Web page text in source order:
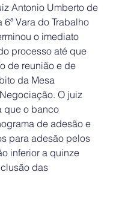
Antonio Umberto de
6ª Vara do Trabalho
o imediato
processo até que
de reunião e de
da Mesa
O juiz
que o banco
de adesão e
para adesão pelos
inferior a quinze
das